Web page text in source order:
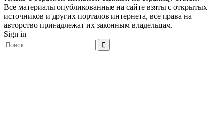
Все материалы опубликованные на сайте взяты с открытых
источников и других порталов интернета, все права на
авторство принадлежат их законным владельцам.
Sign in